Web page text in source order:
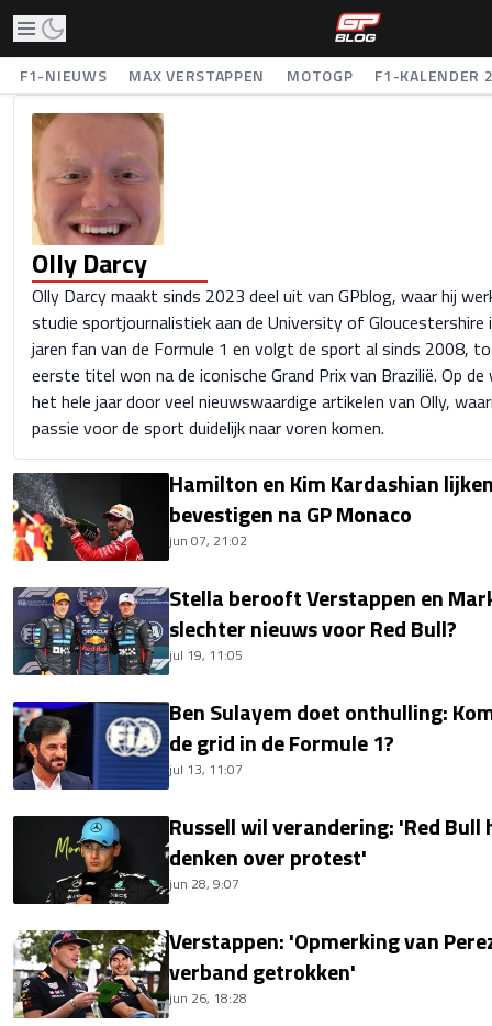
F1-NIEUWS MAX VERSTAPPEN MOTOGP F1-KALENDER
Olly Darcy
Olly Darcy maakt sinds 2023 deel uit van GPblog, waar hij
studie sportjournalistiek aan de University of Gloucestershire
jaren fan van de Formule 1 en volgt de sport al sinds 2008,
eerste titel won na de iconische Grand Prix van Brazilië. Op
het hele jaar door veel nieuwswaardige artikelen van Olly,
passie voor de sport duidelijk naar voren komen.
Hamilton en Kim Kardashian
bevestigen na GP Monaco
jun 07, 21:02
Stella berooft Verstappen en
slechter nieuws voor Red Bull?
jul 19, 11:05
Ben Sulayem doet onthulling:
de grid in de Formule 1?
jul 13, 11:07
Russell wil verandering: 'Red
denken over protest'
jun 28, 9:07
Verstappen: 'Opmerking van
verband getrokken'
jun 26, 18:28